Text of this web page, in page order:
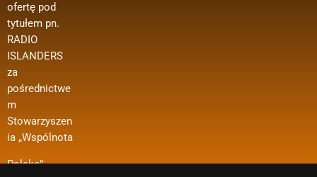
ofertę pod
tytułem pn.
RADIO
ISLANDERS
za
pośrednictwe
m
Stowarzyszen
ia „Wspólnota
Zagranicznyc
h w ramach
konkursu
„Polonia i
Polacy za
Granicą 2024